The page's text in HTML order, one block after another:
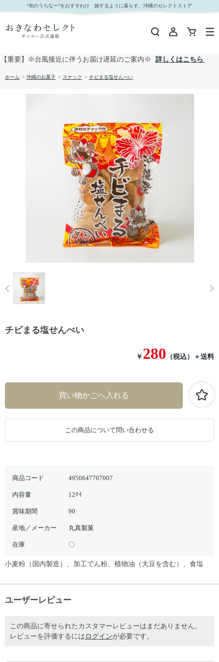
チビまる塩せんべい｜おきなわセレクト サンエー公式通販
“旬のうちなー”をおすそわけ 旅するように暮らす、沖縄のセレクトストア
【重要】※台風接近に伴うお届け遅延のご案内※ 詳しくはこちら
ホーム > 沖縄のお菓子 > スナック > チビまる塩せんべい
Prev
チビまる塩せんべい
￥ 280 （税込） ＋送料
商品コード 4950647707007
内容量 12ﾏｲ
賞味期間 90
産地／メーカー 丸真製菓
在庫 〇
この商品について問い合わせる
小麦粉（国内製造）、加工でん粉、植物油（大豆を含む）、食塩
ユーザーレビュー
この商品に寄せられたカスタマーレビューはまだありません。
レビューを評価するには ログインが必要です。